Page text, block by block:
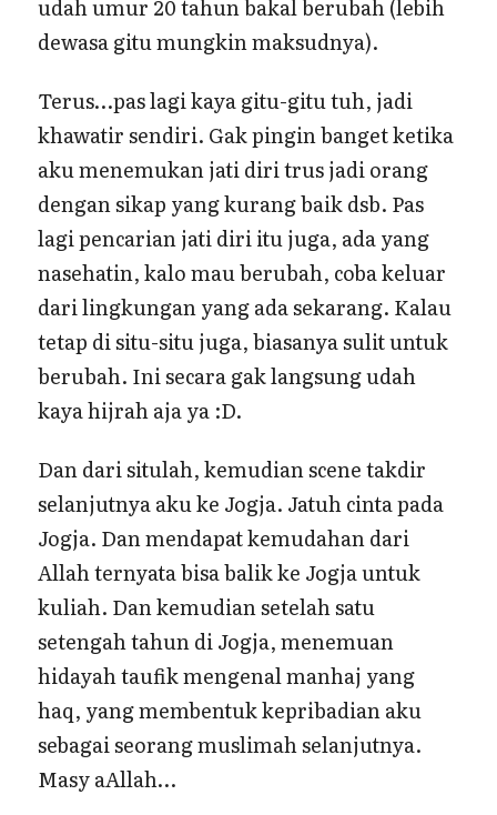
udah umur 20 tahun bakal berubah (lebih
dewasa gitu mungkin maksudnya).
Terus…pas lagi kaya gitu-gitu tuh, jadi
khawatir sendiri. Gak pingin banget ketika
aku menemukan jati diri trus jadi orang
dengan sikap yang kurang baik dsb. Pas
lagi pencarian jati diri itu juga, ada yang
nasehatin, kalo mau berubah, coba keluar
dari lingkungan yang ada sekarang. Kalau
tetap di situ-situ juga, biasanya sulit untuk
berubah. Ini secara gak langsung udah
kaya hijrah aja ya :D.
Dan dari situlah, kemudian scene takdir
selanjutnya aku ke Jogja. Jatuh cinta pada
Jogja. Dan mendapat kemudahan dari
Allah ternyata bisa balik ke Jogja untuk
kuliah. Dan kemudian setelah satu
setengah tahun di Jogja, menemuan
hidayah taufik mengenal manhaj yang
haq, yang membentuk kepribadian aku
sebagai seorang muslimah selanjutnya.
Masy aAllah…